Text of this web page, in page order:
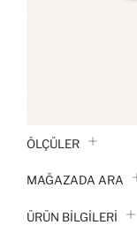
ÖLÇÜLER
MAĞAZADA ARA
ÜRÜN BILGILERI